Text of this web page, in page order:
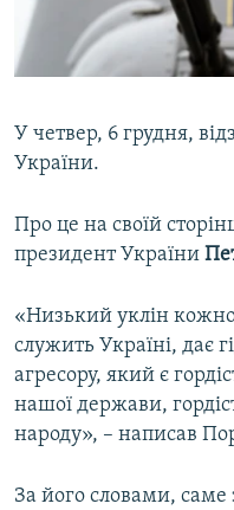
ВІДЕОУРОКИ «ELIFBE»
СВІДЧЕННЯ ОКУПАЦІЇ
ІНФОГРАФІКА
Русский
Qırımtatar
ДОЛУЧАЙСЯ!
Усі сайти RFE/RL
У четвер, 6 грудня,
України.
Про це на своїй
президент України
«Низький уклін
служить Україні, дає
агресору, який є
нашої держави,
народу», – написав
За його словами,